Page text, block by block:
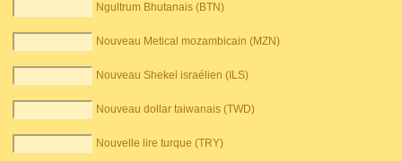
Ngultrum Bhutanais (BTN)
Nouveau Metical mozambicain (MZN)
Nouveau Shekel israélien (ILS)
Nouveau dollar taiwanais (TWD)
Nouvelle lire turque (TRY)